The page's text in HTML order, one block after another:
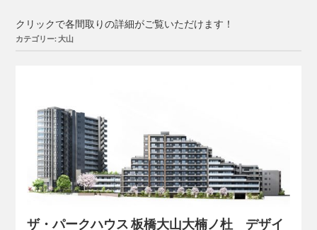
クリックで各間取りの詳細がご覧いただけます！
カテゴリー: 大山
ザ・パークハウス 板橋大山大楠ノ杜 デザイ